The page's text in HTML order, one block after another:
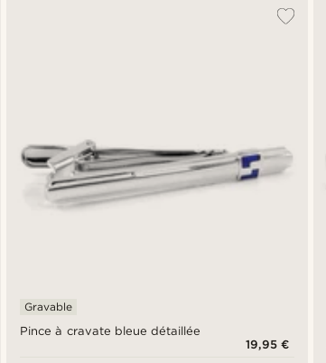
Pince à cravate bleue détaillée
Gravable
19,95 €